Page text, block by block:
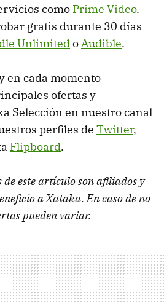
como Prime Video.
gratis durante 30 días
UnlimitedoAudible.
en cada momento
ofertas y
Selección en nuestro canal
perfiles de Twitter,
Flipboard.
de este artículo son afiliados y
a Xataka. En caso de no
pueden variar.